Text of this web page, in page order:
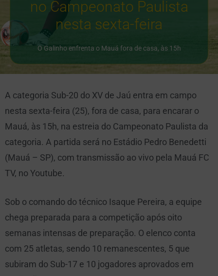
no Campeonato Paulista
nesta sexta-feira
O Galinho enfrenta o Mauá fora de casa, às 15h
A categoria Sub-20 do XV de Jaú entra em campo
nesta sexta-feira (25), fora de casa, para encarar o
Mauá, às 15h, na estreia do Campeonato Paulista da
categoria. A partida será no Estádio Pedro Benedetti
(Mauá – SP), com transmissão ao vivo pela Mauá FC
TV, no Youtube.
Sob o comando do técnico Isaque Pereira, a equipe
chega preparada para a competição após oito
semanas intensas de preparação. O elenco conta
com 25 atletas, sendo 10 remanescentes, 5 que
subiram do Sub-17 e 10 jogadores aprovados em